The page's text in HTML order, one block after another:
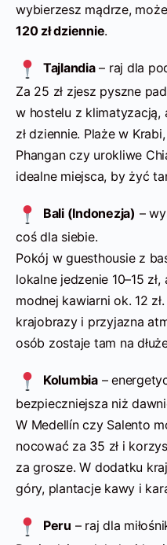
wybierzesz mądrze,
120 zł dziennie.
Tajlandia– raj dla
Za 25 zł zjesz pyszne
w hostelu z
zł dziennie. Plaże w
Phangan czy urokliwe
idealne miejsca, by żyć
Bali (Indonezja) –
coś dla siebie.
Pokój w guesthousie z
lokalne jedzenie 10–15
modnej kawiarni ok. 12
krajobrazy i przyjazna
osób zostaje tam na
Kolumbia–
bezpieczniejsza niż
W Medellín czy Salento
nocować za 35 zł i
za grosze. W dodatku
góry, plantacje kawy i
Peru – raj dla